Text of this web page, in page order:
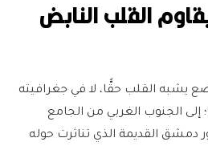
القلب النابض
يشبه القلب حقًّا، لا في جغرافيته
الجنوب الغربي من الجامع
دمشق القديمة الذي تناثرت حوله